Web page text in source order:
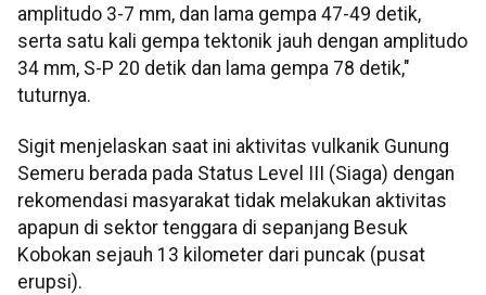
amplitudo 3-7 mm, dan lama gempa 47-49 detik,
serta satu kali gempa tektonik jauh dengan amplitudo
34 mm, S-P 20 detik dan lama gempa 78 detik,"
tuturnya.
Sigit menjelaskan saat ini aktivitas vulkanik Gunung
Semeru berada pada Status Level III (Siaga) dengan
rekomendasi masyarakat tidak melakukan aktivitas
apapun di sektor tenggara di sepanjang Besuk
Kobokan sejauh 13 kilometer dari puncak (pusat
erupsi).